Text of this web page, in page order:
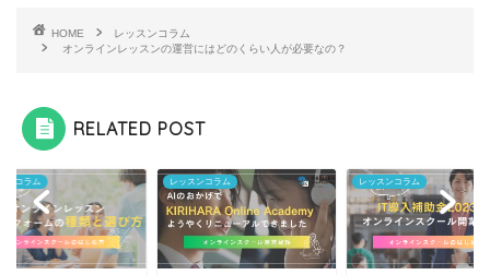
HOME
レッスンコラム
オンラインレッスンの運営にはどのくらい人が必要なの？
RELATED POST
ンコラム レッスンコラム レッスンコラム